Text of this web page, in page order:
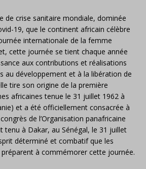
de crise sanitaire mondiale, dominée
19, que le continent africain célèbre
internationale de la femme
cette journée se tient chaque année
aux contributions et réalisations
au développement et à la libération de
tire son origine de la première
africaines tenue le 31 juillet 1962 à
et a été officiellement consacrée à
de l’Organisation panafricaine
tenu à Dakar, au Sénégal, le 31 juillet
déterminé et combatif que les
à commémorer cette journée.